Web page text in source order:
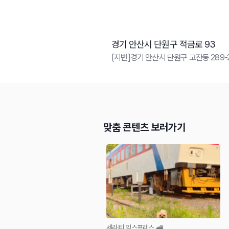
경기 안산시 단원구 적금로 93
[지번]경기 안산시 단원구 고잔동 289-
맞춤 콘텐츠 보러가기